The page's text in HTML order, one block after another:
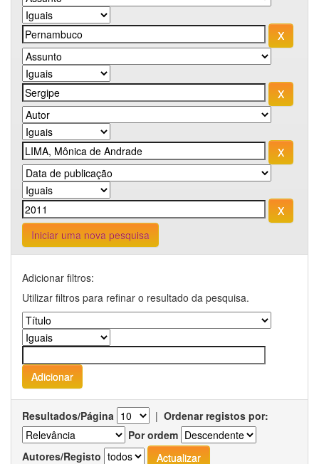
Iniciar uma nova pesquisa
Adicionar filtros:
Utilizar filtros para refinar o resultado da pesquisa.
Resultados/Página | Ordenar registos por:
Por ordem
Autores/Registo